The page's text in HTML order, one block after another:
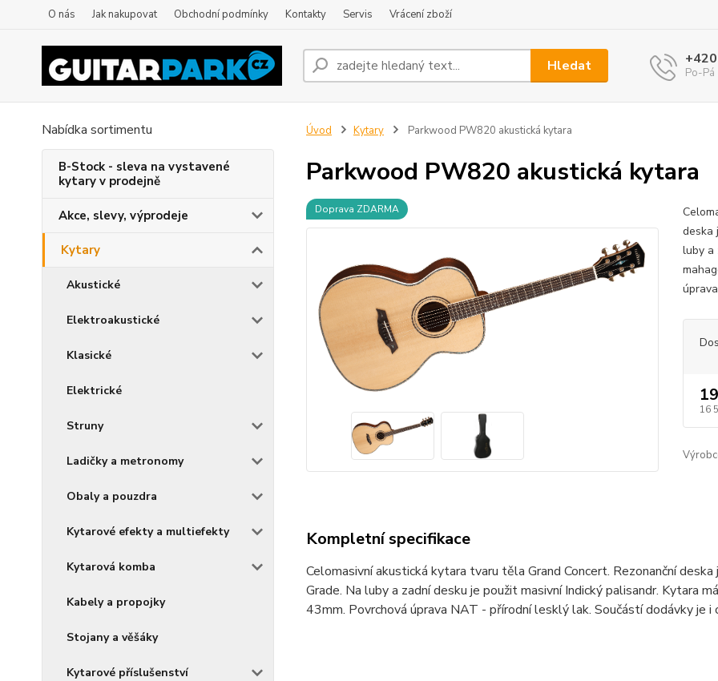
O nás Jak nakupovat Obchodní podmínky Kontakty Servis Vrácení zboží
Hledat Po-
Nabídka sortimentu
B-Stock - sleva na vystavené
kytary v prodejně
Akce, slevy, výprodeje
Kytary
Akustické
Elektroakustické
Klasické
Elektrické
Struny
Ladičky a metronomy
Obaly a pouzdra
Kytarové efekty a multiefekty
Kytarová komba
Kabely a propojky
Stojany a věšáky
Kytarové příslušenství
Úvod Kytary Parkwood PW820 akustická kytara
Parkwood PW820 akustická kytara
Doprava ZDARMA
deska
luby a
16
Kompletní specifikace
Celomasivní akustická kytara tvaru těla Grand Concert. Rezonanční
Grade. Na luby a zadní desku je použit masivní Indický palisandr. Kytara
43mm. Povrchová úprava NAT - přírodní lesklý lak. Součástí dodávky je i